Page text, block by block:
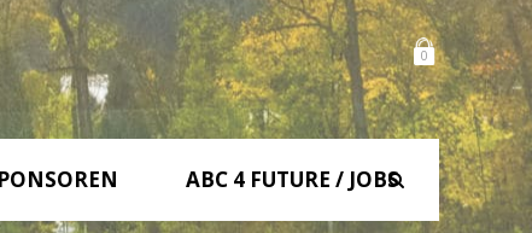
0
ABC 4 FUTURE / JOBS